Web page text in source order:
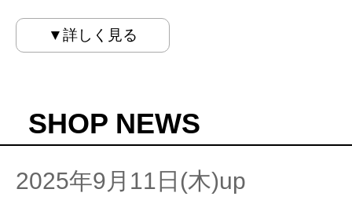
▼詳しく見る
SHOP NEWS
2025年9月11日(木)up